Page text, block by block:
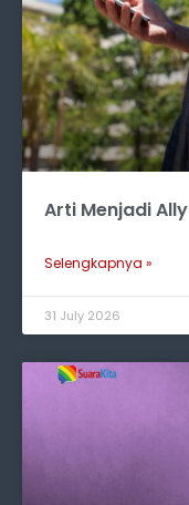
Arti Menjadi Ally
Selengkapnya »
31 July 2026